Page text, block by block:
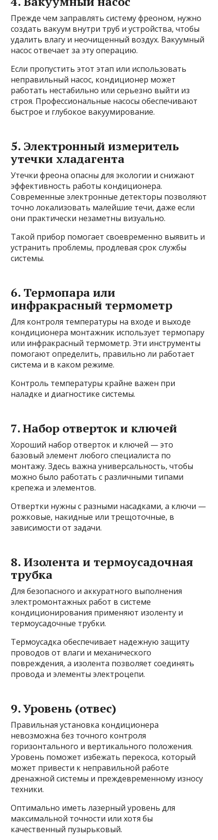
Прежде чем заправлять систему фреоном, нужно
создать вакуум внутри труб и устройства, чтобы
удалить влагу и неочищенный воздух. Вакуумный
насос отвечает за эту операцию.
Если пропустить этот этап или использовать
неправильный насос, кондиционер может
работать нестабильно или серьезно выйти из
строя. Профессиональные насосы обеспечивают
быстрое и глубокое вакуумирование.
5. Электронный измеритель
утечки хладагента
Утечки фреона опасны для экологии и снижают
эффективность работы кондиционера.
Современные электронные детекторы позволяют
точно локализовать малейшие течи, даже если
они практически незаметны визуально.
Такой прибор помогает своевременно выявить и
устранить проблемы, продлевая срок службы
системы.
6. Термопара или
инфракрасный термометр
Для контроля температуры на входе и выходе
кондиционера монтажник использует термопару
или инфракрасный термометр. Эти инструменты
помогают определить, правильно ли работает
система и в каком режиме.
Контроль температуры крайне важен при
наладке и диагностике системы.
7. Набор отверток и ключей
Хороший набор отверток и ключей — это
базовый элемент любого специалиста по
монтажу. Здесь важна универсальность, чтобы
можно было работать с различными типами
крепежа и элементов.
Отвертки нужны с разными насадками, а ключи —
рожковые, накидные или трещоточные, в
зависимости от задачи.
8. Изолентa и термоусадочная
трубка
Для безопасного и аккуратного выполнения
электромонтажных работ в системе
кондиционирования применяют изоленту и
термоусадочные трубки.
Термоусадка обеспечивает надежную защиту
проводов от влаги и механического
повреждения, а изолента позволяет соединять
провода и элементы электроцепи.
9. Уровень (отвес)
Правильная установка кондиционера
невозможна без точного контроля
горизонтального и вертикального положения.
Уровень поможет избежать перекоса, который
может привести к неправильной работе
дренажной системы и преждевременному износу
техники.
Оптимально иметь лазерный уровень для
максимальной точности или хотя бы
качественный пузырьковый.